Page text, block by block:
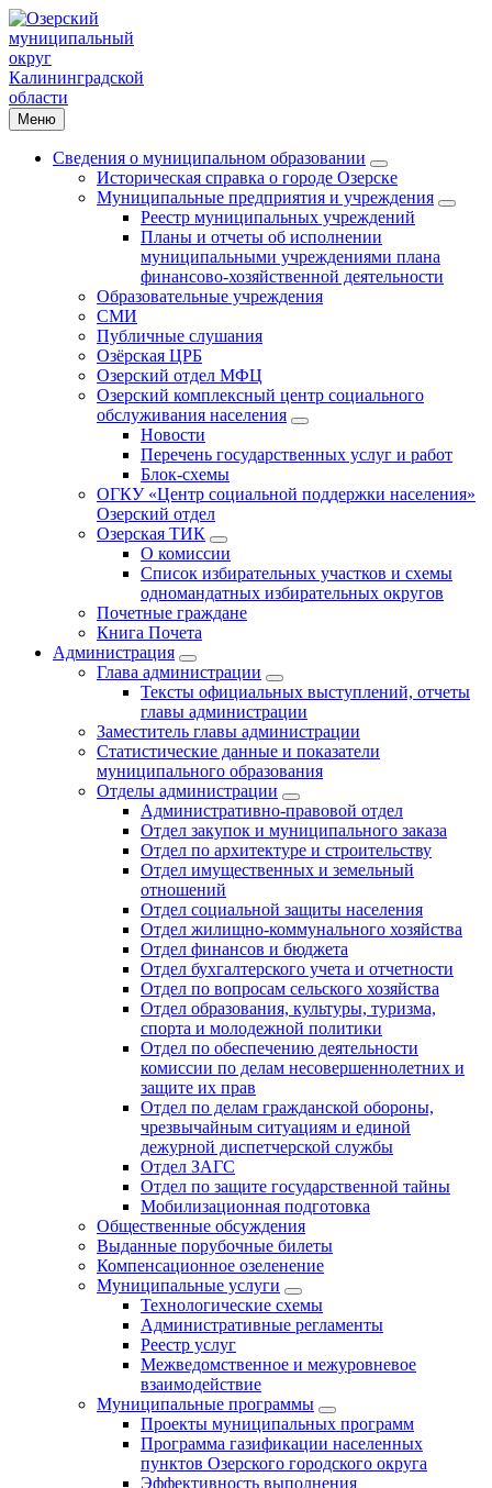
Меню
Сведения о муниципальном образовании
Историческая справка о городе Озерске
Муниципальные предприятия и учреждения
Реестр муниципальных учреждений
Планы и отчеты об исполнении
муниципальными учреждениями плана
финансово-хозяйственной деятельности
Образовательные учреждения
СМИ
Публичные слушания
Озёрская ЦРБ
Озерский отдел МФЦ
Озерский комплексный центр социального
обслуживания населения
Новости
Перечень государственных услуг и работ
Блок-схемы
ОГКУ «Центр социальной поддержки населения»
Озерский отдел
Озерская ТИК
О комиссии
Список избирательных участков и схемы
одномандатных избирательных округов
Почетные граждане
Книга Почета
Администрация
Глава администрации
Тексты официальных выступлений, отчеты
главы администрации
Заместитель главы администрации
Статистические данные и показатели
муниципального образования
Отделы администрации
Административно-правовой отдел
Отдел закупок и муниципального заказа
Отдел по архитектуре и строительству
Отдел имущественных и земельный
отношений
Отдел социальной защиты населения
Отдел жилищно-коммунального хозяйства
Отдел финансов и бюджета
Отдел бухгалтерского учета и отчетности
Отдел по вопросам сельского хозяйства
Отдел образования, культуры, туризма,
спорта и молодежной политики
Отдел по обеспечению деятельности
комиссии по делам несовершеннолетних и
защите их прав
Отдел по делам гражданской обороны,
чрезвычайным ситуациям и единой
дежурной диспетчерской службы
Отдел ЗАГС
Отдел по защите государственной тайны
Мобилизационная подготовка
Общественные обсуждения
Выданные порубочные билеты
Компенсационное озеленение
Муниципальные услуги
Технологические схемы
Административные регламенты
Реестр услуг
Межведомственное и межуровневое
взаимодействие
Муниципальные программы
Проекты муниципальных программ
Программа газификации населенных
пунктов Озерского городского округа
Эффективность выполнения